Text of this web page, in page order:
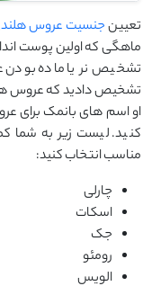
تعیینجنسیت عروس
ماهگی که اولین پوست
تشخیص نر یا ماده بودن
تشخیص دادید که عروس
او اسم های بانمک برای
کنید. لیست زیر به شما
مناسب انتخاب کنید:
چارلی
اسکات
جک
رومئو
الویس